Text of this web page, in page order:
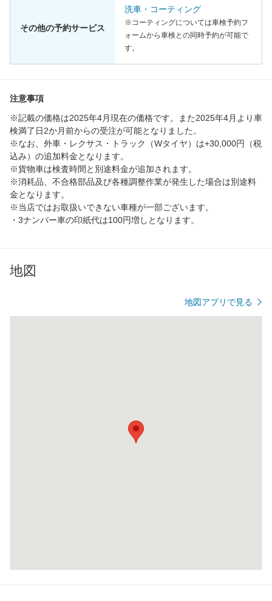
その他の予約サービス
洗車・コーティング
※コーティングについては車検予約フ
ォームから車検との同時予約が可能で
す。
注意事項
※記載の価格は2025年4月現在の価格です。また2025年4月より車
検満了日2か月前からの受注が可能となりました。
※なお、外車・レクサス・トラック（Wタイヤ）は+30,000円（税
込み）の追加料金となります。
※貨物車は検査時間と別途料金が追加されます。
※消耗品、不合格部品及び各種調整作業が発生した場合は別途料
金となります。
※当店ではお取扱いできない車種が一部ございます。
・3ナンバー車の印紙代は100円増しとなります。
地図
地図アプリで見る